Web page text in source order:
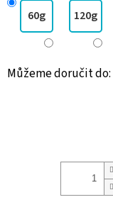
60g 120g
Můžeme doručit do: